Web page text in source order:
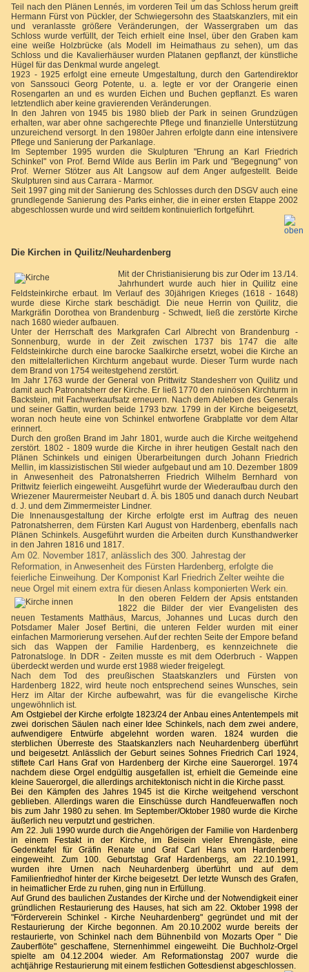
Teil nach den Plänen Lennés, im vorderen Teil um das Schloss herum greift
Hermann Fürst von Pückler, der Schwiegersohn des Staatskanzlers, mit ein
und veranlasste größere Veränderungen, der Wassergraben um das
Schloss wurde verfüllt, der Teich erhielt eine Insel, über den Graben kam
eine weiße Holzbrücke (als Modell im Heimathaus zu sehen), um das
Schloss und die Kavalierhäuser wurden Platanen gepflanzt, der künstliche
Hügel für das Denkmal wurde angelegt.
1923 - 1925 erfolgt eine erneute Umgestaltung, durch den Gartendirektor
von Sanssouci Georg Potente, u. a. legte er vor der Orangerie einen
Rosengarten an und es wurden Eichen und Buchen gepflanzt. Es waren
letztendlich aber keine gravierenden Veränderungen.
In den Jahren von 1945 bis 1980 blieb der Park in seinen Grundzügen
erhalten, war aber ohne sachgerechte Pflege und finanzielle Unterstützung
unzureichend versorgt. In den 1980er Jahren erfolgte dann eine intensivere
Pflege und Sanierung der Parkanlage.
Im September 1995 wurden die Skulpturen "Ehrung an Karl Friedrich
Schinkel" von Prof. Bernd Wilde aus Berlin im Park und "Begegnung" von
Prof. Werner Stötzer aus Alt Langsow auf dem Anger aufgestellt. Beide
Skulpturen sind aus Carrara - Marmor.
Seit 1997 ging mit der Sanierung des Schlosses durch den DSGV auch eine
grundlegende Sanierung des Parks einher, die in einer ersten Etappe 2002
abgeschlossen wurde und wird seitdem kontinuierlich fortgeführt.
Die Kirchen in Quilitz/Neuhardenberg
Mit der Christianisierung bis zur Oder im 13./14.
Jahrhundert wurde auch hier in Quilitz eine
Feldsteinkirche erbaut. Im Verlauf des 30jährigen Krieges (1618 - 1648)
wurde diese Kirche stark beschädigt. Die neue Herrin von Quilitz, die
Markgräfin Dorothea von Brandenburg - Schwedt, ließ die zerstörte Kirche
nach 1680 wieder aufbauen.
Unter der Herrschaft des Markgrafen Carl Albrecht von Brandenburg -
Sonnenburg, wurde in der Zeit zwischen 1737 bis 1747 die alte
Feldsteinkirche durch eine barocke Saalkirche ersetzt, wobei die Kirche an
den mittelalterlichen Kirchturm angebaut wurde. Dieser Turm wurde nach
dem Brand von 1754 weitestgehend zerstört.
Im Jahr 1763 wurde der General von Prittwitz Standesherr von Quilitz und
damit auch Patronatsherr der Kirche. Er ließ 1770 den ruinösen Kirchturm in
Backstein, mit Fachwerkaufsatz erneuern. Nach dem Ableben des Generals
und seiner Gattin, wurden beide 1793 bzw. 1799 in der Kirche beigesetzt,
woran noch heute eine von Schinkel entworfene Grabplatte vor dem Altar
erinnert.
Durch den großen Brand im Jahr 1801, wurde auch die Kirche weitgehend
zerstört. 1802 - 1809 wurde die Kirche in ihrer heutigen Gestalt nach den
Plänen Schinkels und einigen Überarbeitungen durch Johann Friedrich
Mellin, im klassizistischen Stil wieder aufgebaut und am 10. Dezember 1809
in Anwesenheit des Patronatsherren Friedrich Wilhelm Bernhard von
Prittwitz feierlich eingeweiht. Ausgeführt wurde der Wiederaufbau durch den
Wriezener Maurermeister Neubart d. Ä. bis 1805 und danach durch Neubart
d. J. und dem Zimmermeister Lindner.
Die Innenausgestaltung der Kirche erfolgte erst im Auftrag des neuen
Patronatsherren, dem Fürsten Karl August von Hardenberg, ebenfalls nach
Plänen Schinkels. Ausgeführt wurden die Arbeiten durch Kunsthandwerker
in den Jahren 1816 und 1817.
Am 02. November 1817, anlässlich des 300. Jahrestag der
Reformation, in Anwesenheit des Fürsten Hardenberg, erfolgte die
feierliche Einweihung. Der Komponist Karl Friedrich Zelter weihte die
neue Orgel mit einem extra für diesen Anlass komponierten Werk ein.
In den oberen Feldern der Apsis entstanden
1822 die Bilder der vier Evangelisten des
neuen Testaments Matthäus, Marcus, Johannes und Lucas durch den
Potsdamer Maler Josef Bertini, die unteren Felder wurden mit einer
einfachen Marmorierung versehen. Auf der rechten Seite der Empore befand
sich das Wappen der Familie Hardenberg, es kennzeichnete die
Patronatsloge. In DDR - Zeiten musste es mit dem Oderbruch - Wappen
überdeckt werden und wurde erst 1988 wieder freigelegt.
Nach dem Tod des preußischen Staatskanzlers und Fürsten von
Hardenberg 1822, wird heute noch entsprechend seines Wunsches, sein
Herz im Altar der Kirche aufbewahrt, was für die evangelische Kirche
ungewöhnlich ist.
Am Ostgiebel der Kirche erfolgte 1823/24 der Anbau eines Antentempels mit
zwei dorischen Säulen nach einer Idee Schinkels, nach dem zwei andere,
aufwendigere Entwürfe abgelehnt worden waren. 1824 wurden die
sterblichen Überreste des Staatskanzlers nach Neuhardenberg überführt
und beigesetzt. Anlässlich der Geburt seines Sohnes Friedrich Carl 1924,
stiftete Carl Hans Graf von Hardenberg der Kirche eine Sauerorgel. 1974
nachdem diese Orgel endgültig ausgefallen ist, erhielt die Gemeinde eine
kleine Sauerorgel, die allerdings architektonisch nicht in die Kirche passt.
Bei den Kämpfen des Jahres 1945 ist die Kirche weitgehend verschont
geblieben. Allerdings waren die Einschüsse durch Handfeuerwaffen noch
bis zum Jahr 1980 zu sehen. Im September/Oktober 1980 wurde die Kirche
äußerlich neu verputzt und gestrichen.
Am 22. Juli 1990 wurde durch die Angehörigen der Familie von Hardenberg
in einem Festakt in der Kirche, im Beisein vieler Ehrengäste, eine
Gedenktafel für Gräfin Renate und Graf Carl Hans von Hardenberg
eingeweiht. Zum 100. Geburtstag Graf Hardenbergs, am 22.10.1991,
wurden ihre Urnen nach Neuhardenberg überführt und auf dem
Familienfriedhof hinter der Kirche beigesetzt. Der letzte Wunsch des Grafen,
in heimatlicher Erde zu ruhen, ging nun in Erfüllung.
Auf Grund des baulichen Zustandes der Kirche und der Notwendigkeit einer
gründlichen Restaurierung des Hauses, hat sich am 22. Oktober 1998 der
"Förderverein Schinkel - Kirche Neuhardenberg" gegründet und mit der
Restaurierung der Kirche begonnen. Am 20.10.2002 wurde bereits der
restaurierte, von Schinkel nach dem Bühnenbild von Mozarts Oper " Die
Zauberflöte" geschaffene, Sternenhimmel eingeweiht. Die Buchholz-Orgel
spielte am 04.12.2004 wieder. Am Reformationstag 2007 wurde die
achtjährige Restaurierung mit einem festlichen Gottesdienst abgeschlossen.